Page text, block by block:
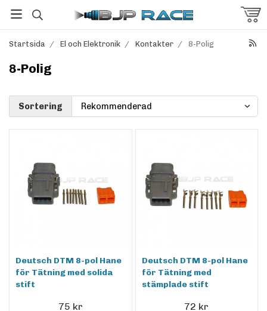
Startsida / El och Elektronik / Kontakter / 8-Polig
8-Polig
Sortering
Deutsch DTM 8-pol Hane
för Tätning med solida
stift
75 kr
Deutsch DTM 8-pol Hane
för Tätning med
stämplade stift
72 kr